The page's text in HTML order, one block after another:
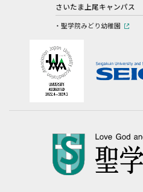
さいたま上尾キャンパス
聖学院みどり幼稚園